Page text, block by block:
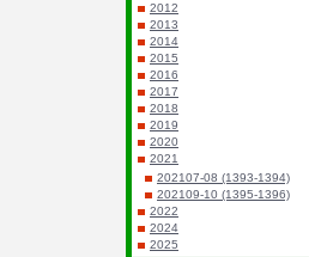
2012
2013
2014
2015
2016
2017
2018
2019
2020
2021
202107-08 (1393-1394)
202109-10 (1395-1396)
2022
2024
2025